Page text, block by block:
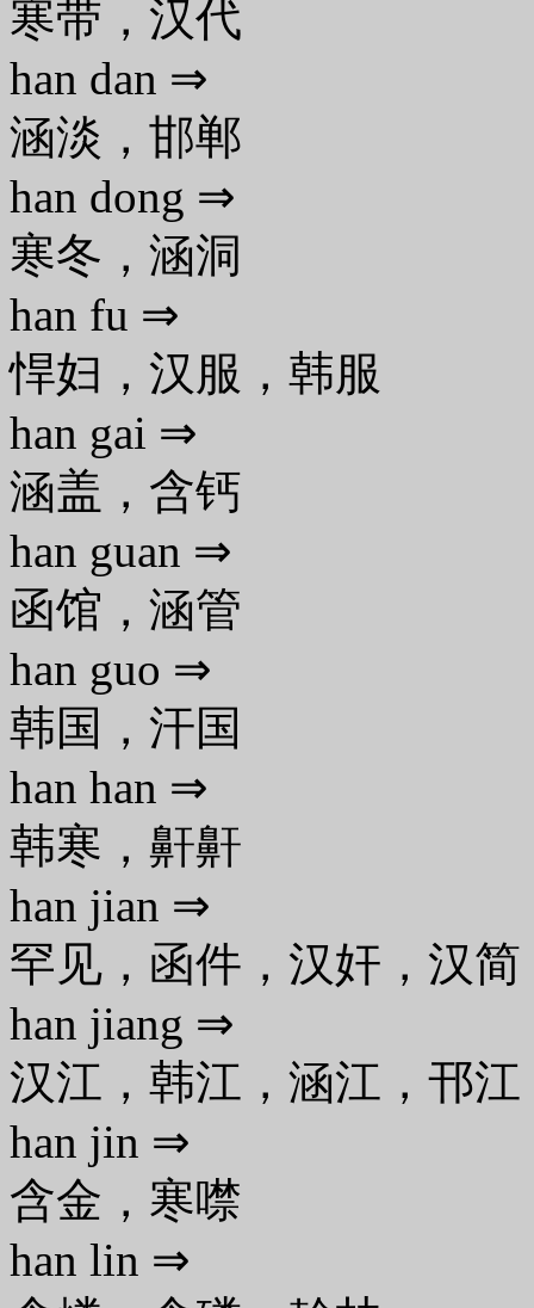
寒带，汉代
han dan ⇒
涵淡，邯郸
han dong ⇒
寒冬，涵洞
han fu ⇒
悍妇，汉服，韩服
han gai ⇒
涵盖，含钙
han guan ⇒
函馆，涵管
han guo ⇒
韩国，汗国
han han ⇒
韩寒，鼾鼾
han jian ⇒
罕见，函件，汉奸，汉简
han jiang ⇒
汉江，韩江，涵江，邗江
han jin ⇒
含金，寒噤
han lin ⇒